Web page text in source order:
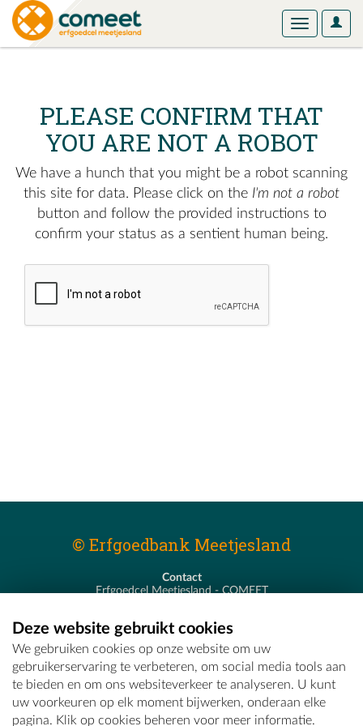
User
Toggle
PLEASE CONFIRM THAT
YOU ARE NOT A ROBOT
We have a hunch that you might be a robot scanning
this site for data. Please click on the I'm not a robot
button and follow the provided instructions to
confirm your status as a sentient human being.
© Erfgoedbank Meetjesland
Contact
Erfgoedcel Meetjesland - COMEET
T - 09 373 75 96
E -erfgoedcel@comeet.be
Deze website gebruikt cookies
We gebruiken cookies op onze website om uw
gebruikerservaring te verbeteren, om social media tools aan
te bieden en om ons websiteverkeer te analyseren. U kunt
uw voorkeuren op elk moment bijwerken, onderaan elke
pagina. Klik op cookies beheren voor meer informatie.